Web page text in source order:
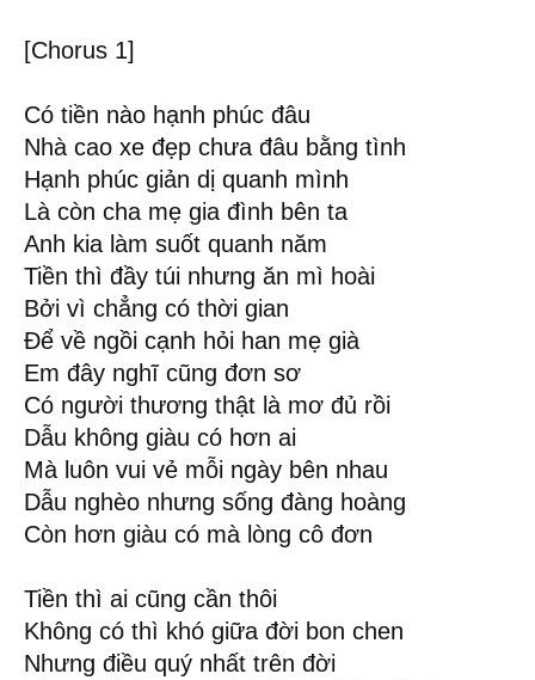
[Chorus 1]
Có tiền nào hạnh phúc đâu
Nhà cao xe đẹp chưa đâu bằng tình
Hạnh phúc giản dị quanh mình
Là còn cha mẹ gia đình bên ta
Anh kia làm suốt quanh năm
Tiền thì đầy túi nhưng ăn mì hoài
Bởi vì chẳng có thời gian
Để về ngồi cạnh hỏi han mẹ già
Em đây nghĩ cũng đơn sơ
Có người thương thật là mơ đủ rồi
Dẫu không giàu có hơn ai
Mà luôn vui vẻ mỗi ngày bên nhau
Dẫu nghèo nhưng sống đàng hoàng
Còn hơn giàu có mà lòng cô đơn
Tiền thì ai cũng cần thôi
Không có thì khó giữa đời bon chen
Nhưng điều quý nhất trên đời